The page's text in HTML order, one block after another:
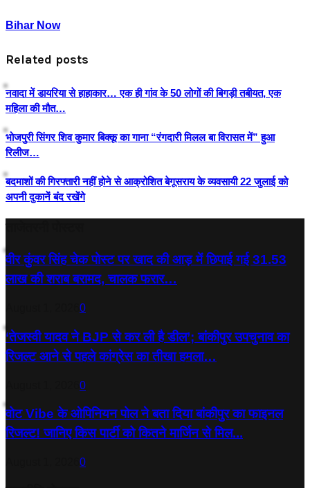
Bihar Now
Related posts
नवादा में डायरिया से हाहाकार… एक ही गांव के 50 लोगों की बिगड़ी तबीयत, एक
महिला की मौत…
भोजपुरी सिंगर शिव कुमार बिक्कू का गाना “रंगदारी मिलल बा विरासत में” हुआ
रिलीज…
बदमाशों की गिरफ्तारी नहीं होने से आक्रोशित बेगूसराय के व्यवसायी 22 जुलाई को
अपनी दुकानें बंद रखेंगे
वीर कुंवर सिंह चेक पोस्ट पर खाद की आड़ में छिपाई गई 31.53
लाख की शराब बरामद, चालक फरार…
0
‘तेजस्‍वी यादव ने BJP से कर ली है डील’; बांकीपुर उपचुनाव का
रिजल्‍ट आने से पहले कांग्रेस का तीखा हमला…
0
वोट Vibe के ओपिनियन पोल ने बता दिया बांकीपुर का फाइनल
रिजल्ट! जानिए किस पार्टी को कितने मार्जिन से मिल...
0